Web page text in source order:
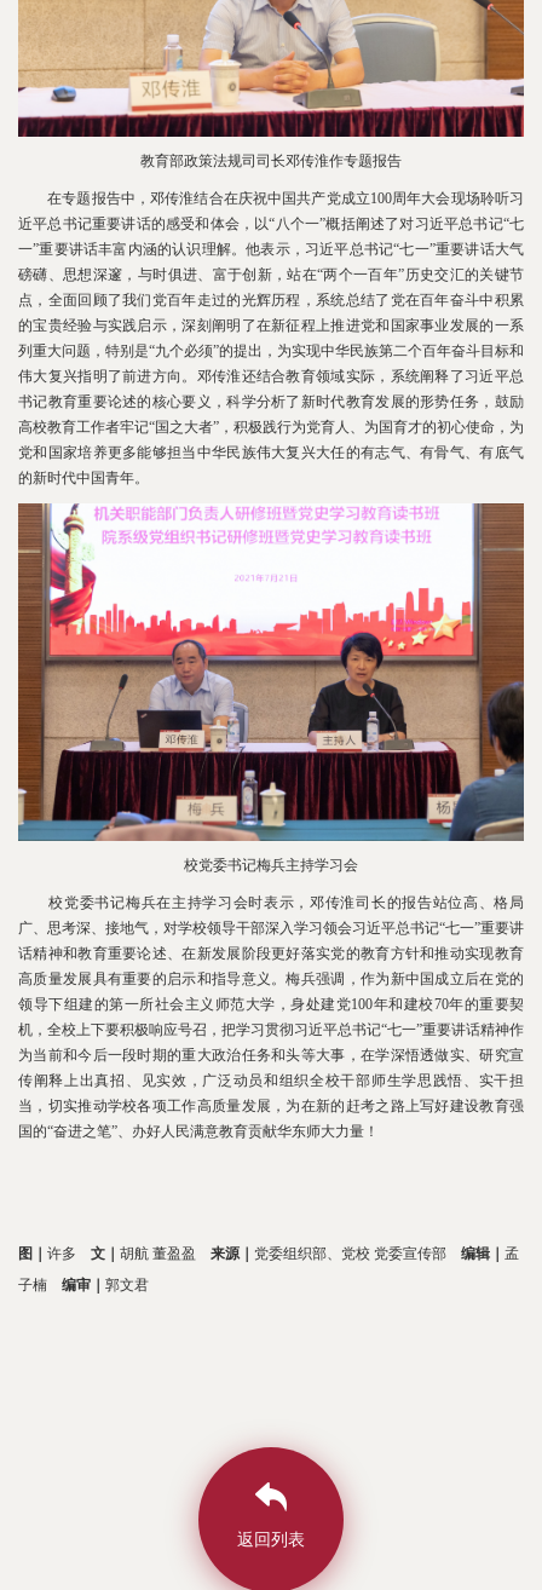
教育部政策法规司司长邓传淮作专题报告
在专题报告中，邓传淮结合在庆祝中国共产党成立100周年大会现场聆听习
近平总书记重要讲话的感受和体会，以“八个一”概括阐述了对习近平总书记“七
一”重要讲话丰富内涵的认识理解。他表示，习近平总书记“七一”重要讲话大气
磅礴、思想深邃，与时俱进、富于创新，站在“两个一百年”历史交汇的关键节
点，全面回顾了我们党百年走过的光辉历程，系统总结了党在百年奋斗中积累
的宝贵经验与实践启示，深刻阐明了在新征程上推进党和国家事业发展的一系
列重大问题，特别是“九个必须”的提出，为实现中华民族第二个百年奋斗目标和
伟大复兴指明了前进方向。邓传淮还结合教育领域实际，系统阐释了习近平总
书记教育重要论述的核心要义，科学分析了新时代教育发展的形势任务，鼓励
高校教育工作者牢记“国之大者”，积极践行为党育人、为国育才的初心使命，为
党和国家培养更多能够担当中华民族伟大复兴大任的有志气、有骨气、有底气
的新时代中国青年。
校党委书记梅兵主持学习会
校党委书记梅兵在主持学习会时表示，邓传淮司长的报告站位高、格局
广、思考深、接地气，对学校领导干部深入学习领会习近平总书记“七一”重要讲
话精神和教育重要论述、在新发展阶段更好落实党的教育方针和推动实现教育
高质量发展具有重要的启示和指导意义。梅兵强调，作为新中国成立后在党的
领导下组建的第一所社会主义师范大学，身处建党100年和建校70年的重要契
机，全校上下要积极响应号召，把学习贯彻习近平总书记“七一”重要讲话精神作
为当前和今后一段时期的重大政治任务和头等大事，在学深悟透做实、研究宣
传阐释上出真招、见实效，广泛动员和组织全校干部师生学思践悟、实干担
当，切实推动学校各项工作高质量发展，为在新的赶考之路上写好建设教育强
国的“奋进之笔”、办好人民满意教育贡献华东师大力量！
图｜ 许多 文｜ 胡航 董盈盈 来源｜ 党委组织部、党校 党委宣传部 编辑｜ 孟
子楠 编审｜ 郭文君
返回列表